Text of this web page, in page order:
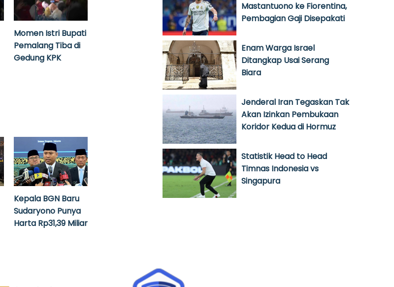
Momen Istri Bupati
Pemalang Tiba di
Gedung KPK
Kepala BGN Baru
Sudaryono Punya
Harta Rp31,39 Miliar
Mastantuono ke Fiorentina,
Pembagian Gaji Disepakati
Enam Warga Israel
Ditangkap Usai Serang
Biara
Jenderal Iran Tegaskan Tak
Akan Izinkan Pembukaan
Koridor Kedua di Hormuz
Statistik Head to Head
Timnas Indonesia vs
Singapura